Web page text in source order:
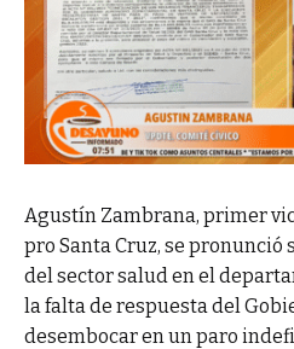
Agustín Zambrana, primer
pro Santa Cruz, se
del sector salud en el
la falta de respuesta del
desembocar en un paro